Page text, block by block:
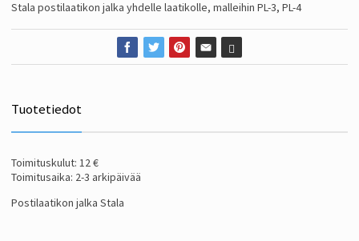
Stala postilaatikon jalka yhdelle laatikolle, malleihin PL-3, PL-4
Tuotetiedot
Toimituskulut: 12 €
Toimitusaika: 2-3 arkipäivää
Postilaatikon jalka Stala